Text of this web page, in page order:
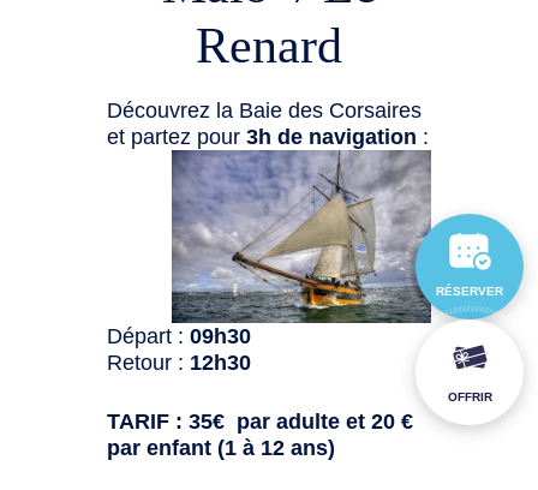
Renard
Découvrez la Baie des Corsaires
et partez pour3h de navigation :
Départ :09h30
Retour : 12h30
TARIF : 35€ par adulte et 20 €
par enfant (1 à 12 ans)
RÉSERVER
OFFRIR